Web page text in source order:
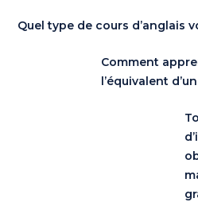
Quel type de cours d’anglais
Comment
l’équivalent